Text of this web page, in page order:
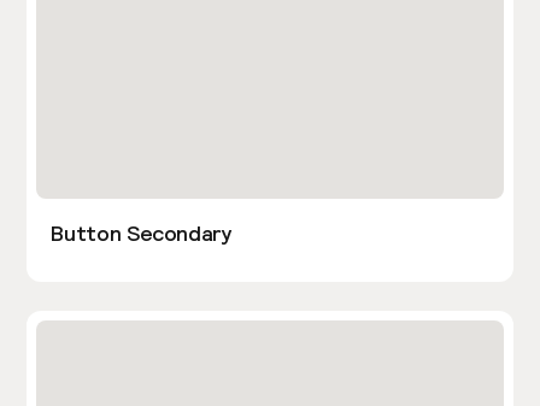
Button Secondary